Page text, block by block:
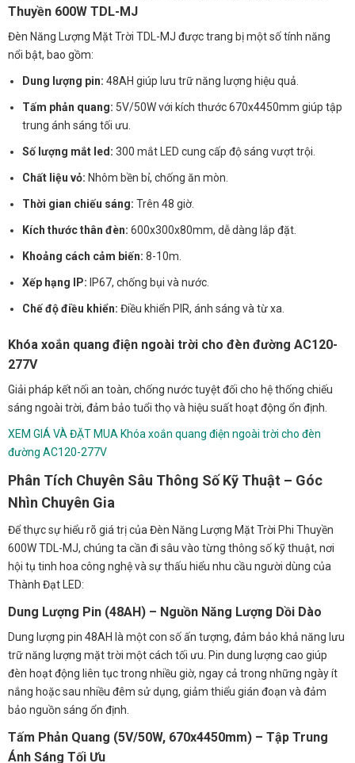
Thuyền 600W TDL-MJ
Đèn Năng Lượng Mặt Trời TDL-MJ được trang bị một số tính năng
nổi bật, bao gồm:
Dung lượng pin: 48AH giúp lưu trữ năng lượng hiệu quả.
Tấm phản quang: 5V/50W với kích thước 670x4450mm giúp tập
trung ánh sáng tối ưu.
Số lượng mắt led: 300 mắt LED cung cấp độ sáng vượt trội.
Chất liệu vỏ: Nhôm bền bỉ, chống ăn mòn.
Thời gian chiếu sáng: Trên 48 giờ.
Kích thước thân đèn: 600x300x80mm, dễ dàng lắp đặt.
Khoảng cách cảm biến: 8-10m.
Xếp hạng IP: IP67, chống bụi và nước.
Chế độ điều khiển: Điều khiển PIR, ánh sáng và từ xa.
Khóa xoắn quang điện ngoài trời cho đèn đường AC120-
277V
Giải pháp kết nối an toàn, chống nước tuyệt đối cho hệ thống chiếu
sáng ngoài trời, đảm bảo tuổi thọ và hiệu suất hoạt động ổn định.
XEM GIÁ VÀ ĐẶT MUA Khóa xoắn quang điện ngoài trời cho đèn
đường AC120-277V
Phân Tích Chuyên Sâu Thông Số Kỹ Thuật – Góc
Nhìn Chuyên Gia
Để thực sự hiểu rõ giá trị của Đèn Năng Lượng Mặt Trời Phi Thuyền
600W TDL-MJ, chúng ta cần đi sâu vào từng thông số kỹ thuật, nơi
hội tụ tinh hoa công nghệ và sự thấu hiểu nhu cầu người dùng của
Thành Đạt LED:
Dung Lượng Pin (48AH) – Nguồn Năng Lượng Dồi Dào
Dung lượng pin 48AH là một con số ấn tượng, đảm bảo khả năng lưu
trữ năng lượng mặt trời một cách tối ưu. Pin dung lượng cao giúp
đèn hoạt động liên tục trong nhiều giờ, ngay cả trong những ngày ít
nắng hoặc sau nhiều đêm sử dụng, giảm thiểu gián đoạn và đảm
bảo nguồn sáng ổn định.
Tấm Phản Quang (5V/50W, 670x4450mm) – Tập Trung
Ánh Sáng Tối Ưu